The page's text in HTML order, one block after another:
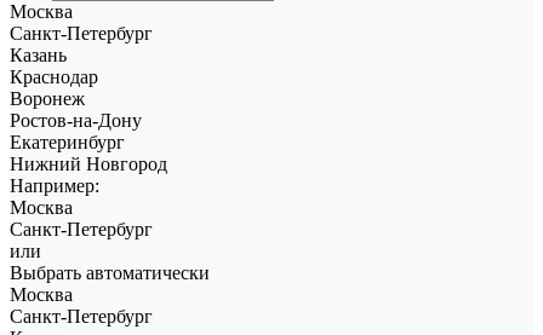
Москва
Санкт-Петербург
Казань
Краснодар
Воронеж
Ростов-на-Дону
Екатеринбург
Нижний Новгород
Например:
Москва
Санкт-Петербург
или
Выбрать автоматически
Москва
Санкт-Петербург